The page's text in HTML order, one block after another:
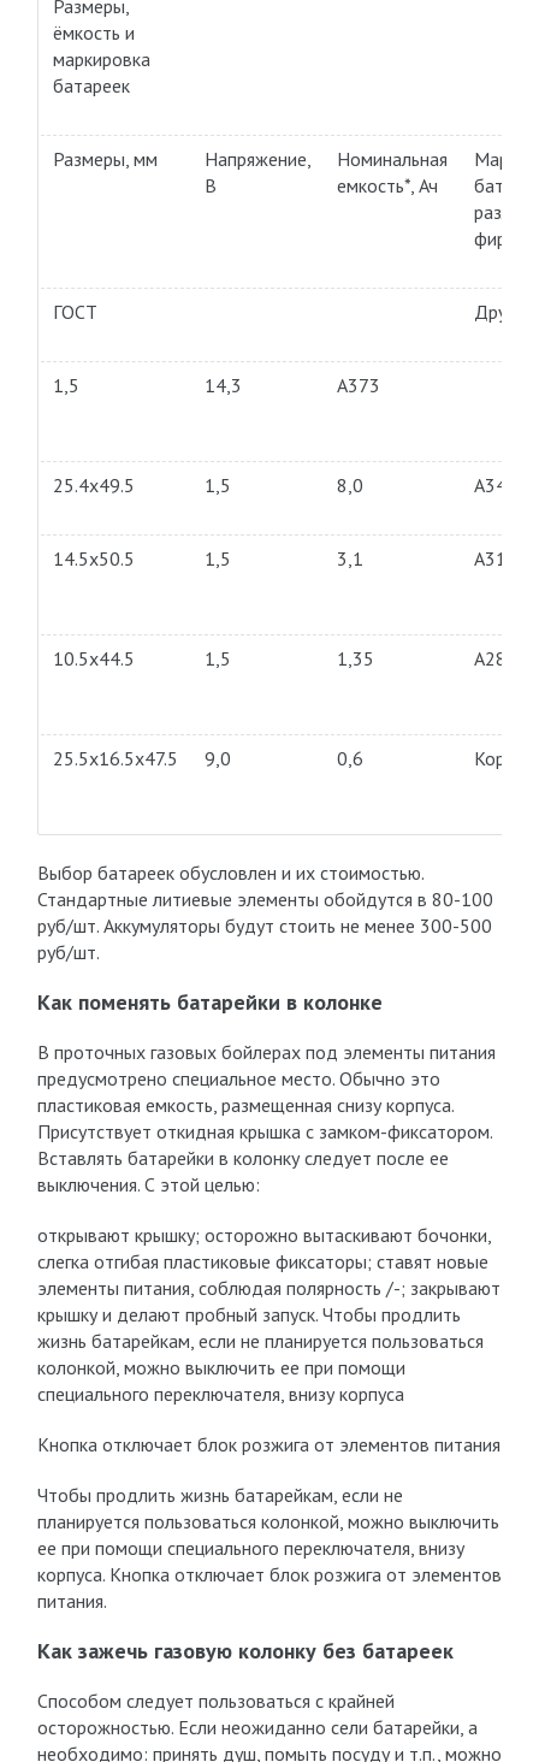
Размеры,
ёмкость и
маркировка
батареек
Размеры, мм
Напряжение,
В
Номинальная
емкость*, Ач
фирм
ГОСТ Другие
1,5 14,3 А373
25.4х49.5 1,5 8,0 А343
14.5х50.5 1,5 3,1 А316
10.5х44.5 1,5 1,35 А286
25.5х16.5х47.5 9,0 0,6 Корунд
Выбор батареек обусловлен и их стоимостью.
Стандартные литиевые элементы обойдутся в 80-100
руб/шт. Аккумуляторы будут стоить не менее 300-500
руб/шт.
Как поменять батарейки в колонке
В проточных газовых бойлерах под элементы питания
предусмотрено специальное место. Обычно это
пластиковая емкость, размещенная снизу корпуса.
Присутствует откидная крышка с замком-фиксатором.
Вставлять батарейки в колонку следует после ее
выключения. С этой целью:
открывают крышку; осторожно вытаскивают бочонки,
слегка отгибая пластиковые фиксаторы; ставят новые
элементы питания, соблюдая полярность /-; закрывают
крышку и делают пробный запуск. Чтобы продлить
жизнь батарейкам, если не планируется пользоваться
колонкой, можно выключить ее при помощи
специального переключателя, внизу корпуса
Кнопка отключает блок розжига от элементов питания
Чтобы продлить жизнь батарейкам, если не
планируется пользоваться колонкой, можно выключить
ее при помощи специального переключателя, внизу
корпуса. Кнопка отключает блок розжига от элементов
питания.
Как зажечь газовую колонку без батареек
Способом следует пользоваться с крайней
осторожностью. Если неожиданно сели батарейки, а
необходимо: принять душ, помыть посуду и т.п., можно